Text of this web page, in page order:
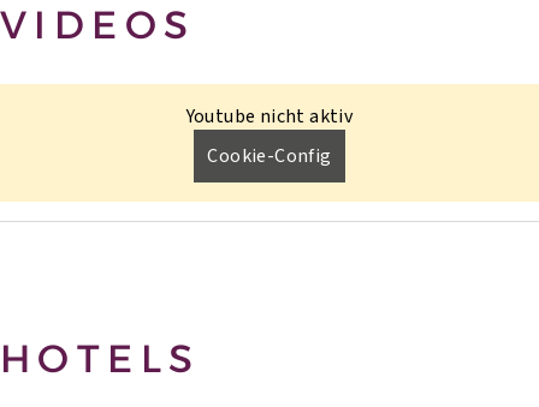
VIDEOS
Youtube nicht aktiv
Cookie-Config
HOTELS